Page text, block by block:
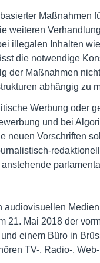
Maßnahmen
weiteren
illegalen Inhalten
die notwendige
der Maßnahmen
abhängig zu
Werbung oder
und bei
neuen Vorschriften
21. Mai 2018 der
einem Büro in
TV-, Radio-,